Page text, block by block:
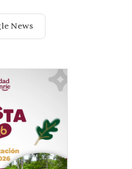
News